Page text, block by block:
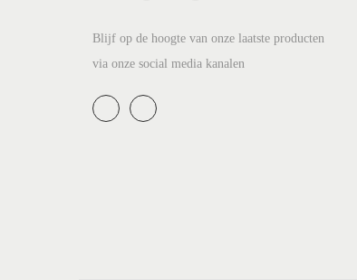
Blijf op de hoogte van onze laatste producten
via onze social media kanalen